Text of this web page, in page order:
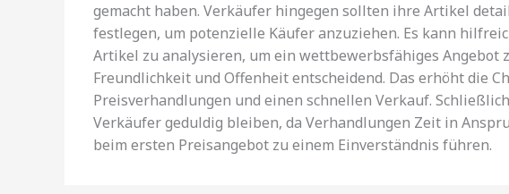
gemacht haben. Verkäufer hingegen sollten ihre Artikel
festlegen, um potenzielle Käufer anzuziehen. Es kann
Artikel zu analysieren, um ein wettbewerbsfähiges Angebot
Freundlichkeit und Offenheit entscheidend. Das erhöht die
Preisverhandlungen und einen schnellen Verkauf.
Verkäufer geduldig bleiben, da Verhandlungen Zeit in
beim ersten Preisangebot zu einem Einverständnis führen.